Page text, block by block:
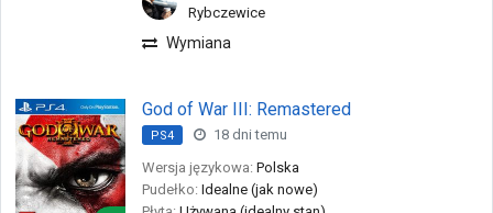
Rybczewice
Wymiana
God of War III: Remastered
PS4
18 dni temu
Wersja językowa: Polska
Pudełko: Idealne (jak nowe)